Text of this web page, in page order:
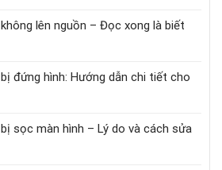
lên nguồn – Đọc xong là biết
đứng hình: Hướng dẫn chi tiết cho
sọc màn hình – Lý do và cách sửa